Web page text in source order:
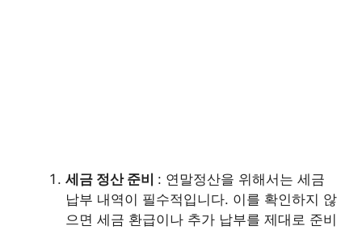
세금 정산 준비 : 연말정산을 위해서는 세금
납부 내역이 필수적입니다. 이를 확인하지 않
으면 세금 환급이나 추가 납부를 제대로 준비